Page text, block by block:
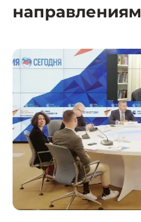
направлениям